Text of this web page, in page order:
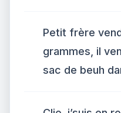
Petit frère
grammes, il
sac de beuh